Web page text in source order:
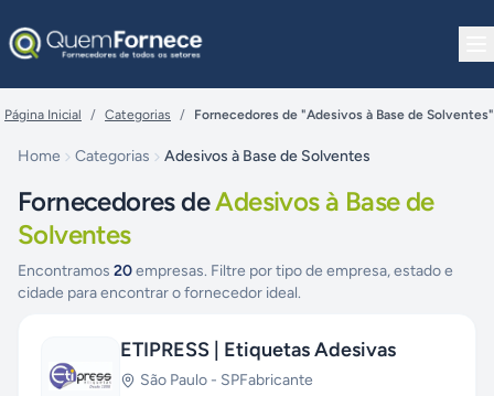
Página Inicial / Categorias / Fornecedores de "Adesivos à Base de Solventes"
Home Categorias Adesivos à Base de Solventes
Fornecedores deAdesivos à Base de
Solventes
Encontramos 20empresas. Filtre por tipo de empresa, estado e
cidade para encontrar o fornecedor ideal.
ETIPRESS | Etiquetas Adesivas
São Paulo - SPFabricante